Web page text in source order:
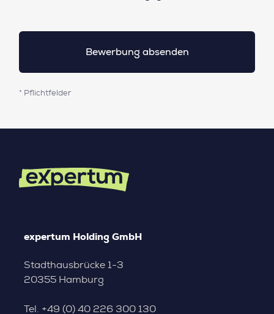
* Pflichtfelder
expertum Holding GmbH
Stadthausbrücke 1-3
20355 Hamburg
Tel. +49 (0) 40 226 300 130